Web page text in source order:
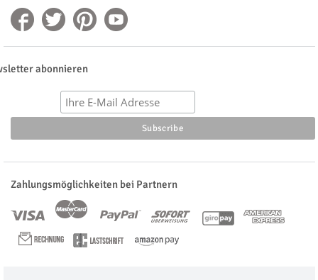
abonnieren
Zahlungsmöglichkeiten bei Partnern